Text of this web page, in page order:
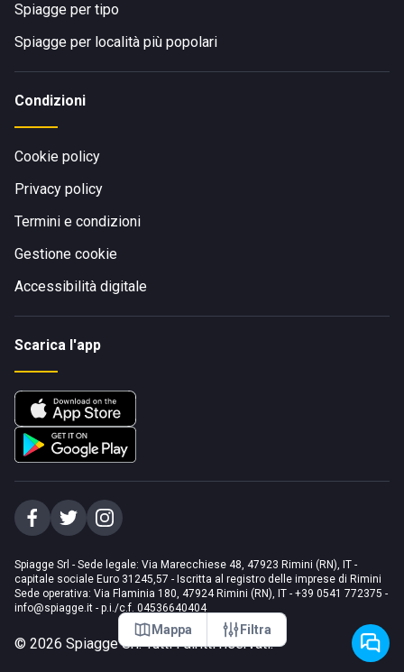
Mappa Filtra
Spiagge per tipo
Spiagge per località più popolari
Condizioni
Cookie policy
Privacy policy
Termini e condizioni
Gestione cookie
Accessibilità digitale
Scarica l'app
Spiagge Srl - Sede legale: Via Marecchiese 48, 47923 Rimini (RN), IT -
capitale sociale Euro 31245,57 - Iscritta al registro delle imprese di Rimini
Sede operativa: Via Flaminia 180, 47924 Rimini (RN), IT - +39 0541 772375 -
info@spiagge.it - p.i./c.f. 04536640404
© 2026 Spiagge Srl. Tutti i diritti riservati.